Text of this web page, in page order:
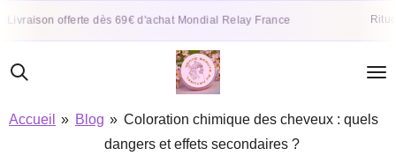
offerte dès 69€ d'achat Mondial Relay France
Passer
contenu
Accueil
» Blog » Coloration chimique des cheveux : quels
dangers et effets secondaires ?